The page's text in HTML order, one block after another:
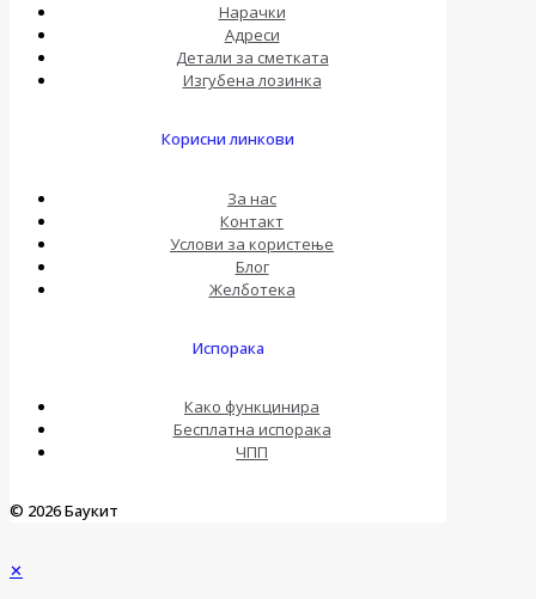
Нарачки
Адреси
Детали за сметката
Изгубена лозинка
Корисни линкови
За нас
Контакт
Услови за користење
Блог
Желботека
Испорака
Како функцинира
Бесплатна испорака
ЧПП
© 2026 Баукит
✕